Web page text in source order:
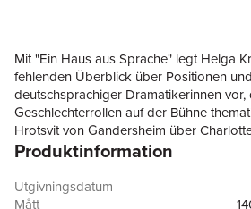
Mit "Ein Haus aus Sprache" legt Helga
fehlenden Überblick über Positionen
deutschsprachiger Dramatikerinnen vor,
Geschlechterrollen auf der Bühne
Hrotsvit von Gandersheim über
Elfriede Jelinek.
Produktinformation
Utgivningsdatum
Mått